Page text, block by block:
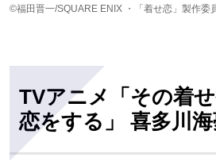
©福田晋一/SQUARE ENIX ・「着せ恋」製作委
TVアニメ「その着
恋をする」 喜多川